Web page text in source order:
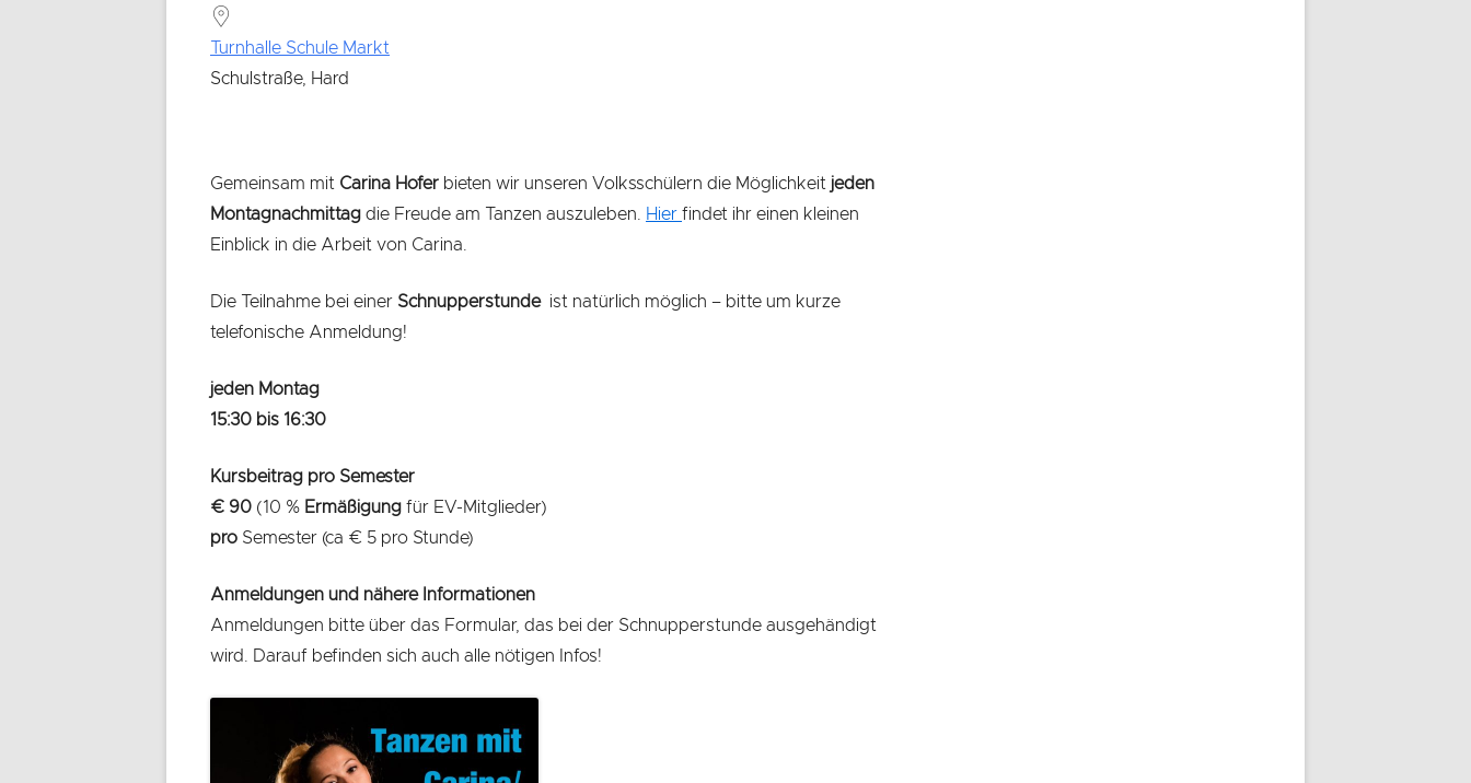
Turnhalle Schule Markt
Schulstraße, Hard
Gemeinsam mit Carina Hofer bieten wir unseren Volksschülern die Möglichkeit jeden
Montagnachmittag die Freude am Tanzen auszuleben. Hier findet ihr einen kleinen
Einblick in die Arbeit von Carina.
Die Teilnahme bei einer Schnupperstundeist natürlich möglich – bitte um kurze
telefonische Anmeldung!
jeden Montag
15:30 bis 16:30
Kursbeitrag pro Semester
€ 90 (10 % Ermäßigung für EV-Mitglieder)
pro Semester (ca € 5 pro Stunde)
Anmeldungen und nähere Informationen
Anmeldungen bitte über das Formular, das bei der Schnupperstunde ausgehändigt
wird. Darauf befinden sich auch alle nötigen Infos!